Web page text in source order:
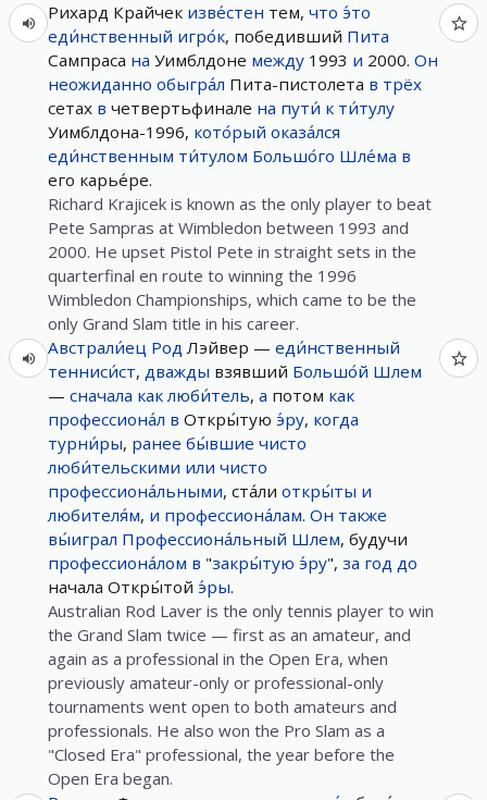
Рихард Крайчек изве́стен тем, что э́то
еди́нственный игро́к, победивший Пита
Сампраса на Уимблдоне между 1993 и 2000. Он
неожиданно обыгра́л Пита-пистолета в трёх
сетах в четвертьфинале на пути́ к ти́тулу
Уимблдона-1996, кото́рый оказа́лся
еди́нственным ти́тулом Большо́го Шле́ма в
его карье́ре.
Richard Krajicek is known as the only player to beat
Pete Sampras at Wimbledon between 1993 and
2000. He upset Pistol Pete in straight sets in the
quarterfinal en route to winning the 1996
Wimbledon Championships, which came to be the
only Grand Slam title in his career.
Австрали́ец Род Лэйвер — еди́нственный
тенниси́ст, дважды взявший Большо́й Шлем
— сначала как люби́тель, а потом как
профессиона́л в Откры́тую э́ру, когда
турни́ры, ранее бы́вшие чисто
люби́тельскими или чисто
профессиона́льными, ста́ли откры́ты и
любителя́м, и профессиона́лам. Он также
вы́играл Профессиона́льный Шлем, будучи
профессиона́лом в "закры́тую э́ру", за год до
начала Откры́той э́ры.
Australian Rod Laver is the only tennis player to win
the Grand Slam twice — first as an amateur, and
again as a professional in the Open Era, when
previously amateur-only or professional-only
tournaments went open to both amateurs and
professionals. He also won the Pro Slam as a
"Closed Era" professional, the year before the
Open Era began.